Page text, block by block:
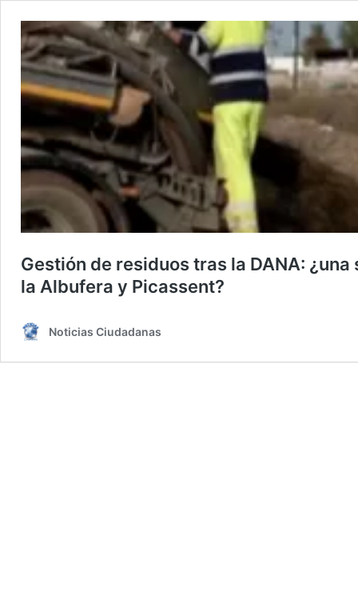
Gestión de residuos tras la DANA:
la Albufera y Picassent?
Noticias Ciudadanas